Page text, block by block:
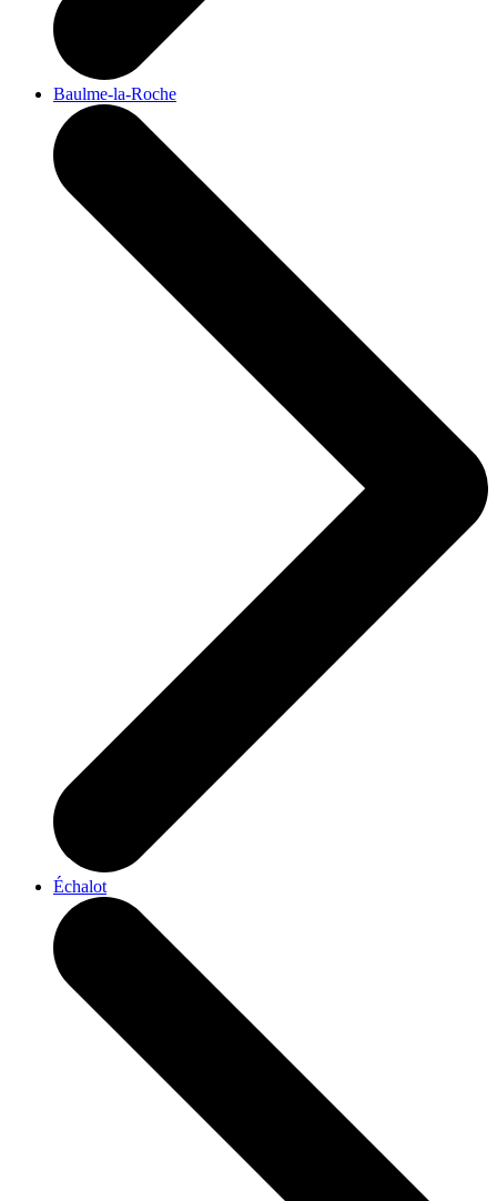
Baulme-la-Roche
Échalot